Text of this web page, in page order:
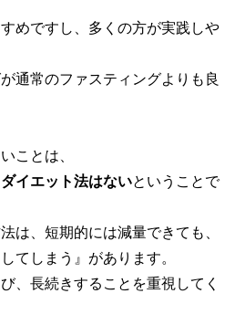
めですし、多くの方が実践しや
通常のファスティングよりも良
ことは、
イエット法はないということで
は、短期的には減量できても、
てしまう』があります。
、長続きすることを重視してく